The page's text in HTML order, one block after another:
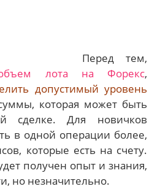
Перед тем,
лота на Форекс,
допустимый уровень
которая может быть
сделке. Для новичков
в одной операции более,
которые есть на счету.
получен опыт и знания,
но незначительно.